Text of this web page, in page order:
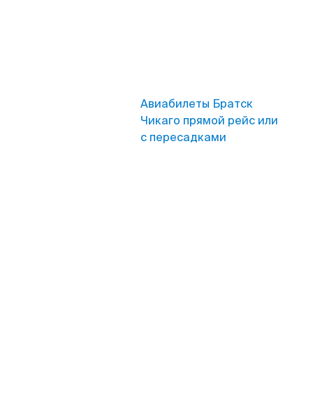
Авиабилеты Братск
Чикаго прямой рейс или
с пересадками